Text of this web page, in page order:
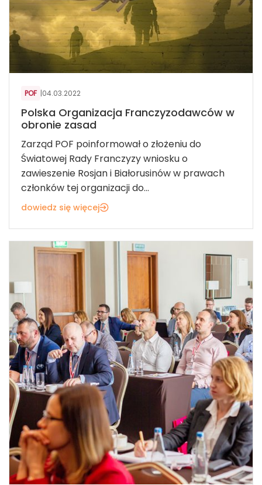
POF |04.03.2022
Polska Organizacja Franczyzodawców w
obronie zasad
Zarząd POF poinformował o złożeniu do
Światowej Rady Franczyzy wniosku o
zawieszenie Rosjan i Białorusinów w prawach
członków tej organizacji do...
dowiedz się więcej